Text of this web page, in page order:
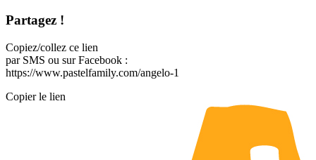
Partagez !
Copiez/collez ce lien
par SMS ou sur Facebook :
https://www.pastelfamily.com/angelo-1
Copier le lien